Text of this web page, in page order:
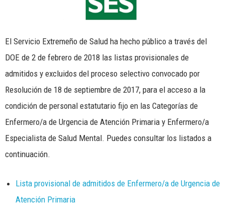
El Servicio Extremeño de Salud ha hecho público a través del
DOE de 2 de febrero de 2018 las listas provisionales de
admitidos y excluidos del proceso selectivo convocado por
Resolución de 18 de septiembre de 2017, para el acceso a la
condición de personal estatutario fijo en las Categorías de
Enfermero/a de Urgencia de Atención Primaria y Enfermero/a
Especialista de Salud Mental. Puedes consultar los listados a
continuación.
Lista provisional de admitidos de Enfermero/a de Urgencia de
Atención Primaria